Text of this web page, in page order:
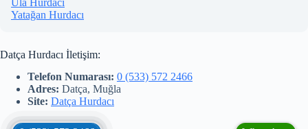
Yatağan Hurdacı
Datça Hurdacı İletişim:
Telefon Numarası: 0 (533) 572 2466
Adres: Datça, Muğla
Site: Datça Hurdacı